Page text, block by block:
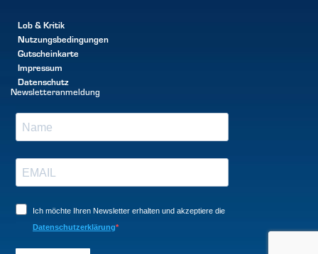
Lob & Kritik
Nutzungsbedingungen
Gutscheinkarte
Impressum
Datenschutz
Newsletteranmeldung
Ich möchte Ihren Newsletter erhalten und akzeptiere die
Datenschutzerklärung